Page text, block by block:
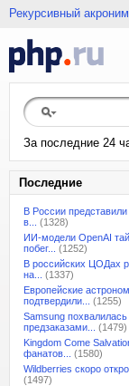
Рекурсивный акроним
За последние 24
Последние
В России
в...
(1328)
ИИ-модели OpenAI
побег...
(1252)
В российских ЦОДах
на...
(1337)
Европейские
подтвердили...
(1255)
Samsung
предзаказами...
(1479)
Kingdom Come
фанатов...
(1580)
Wildberries скоро
(1497)